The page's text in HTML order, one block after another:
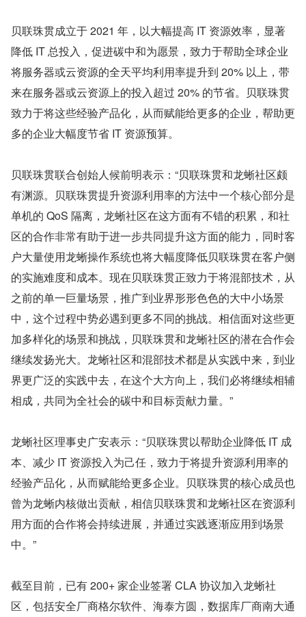
贝联珠贯成立于 2021 年，以大幅提高 IT 资源效率，显著
降低 IT 总投入，促进碳中和为愿景，致力于帮助全球企业
将服务器或云资源的全天平均利用率提升到 20% 以上，带
来在服务器或云资源上的投入超过 20% 的节省。贝联珠贯
致力于将这些经验产品化，从而赋能给更多的企业，帮助更
多的企业大幅度节省 IT 资源预算。
贝联珠贯联合创始人候前明表示：“贝联珠贯和龙蜥社区颇
有渊源。贝联珠贯提升资源利用率的方法中一个核心部分是
单机的 QoS 隔离，龙蜥社区在这方面有不错的积累，和社
区的合作非常有助于进一步共同提升这方面的能力，同时客
户大量使用龙蜥操作系统也将大幅度降低贝联珠贯在客户侧
的实施难度和成本。现在贝联珠贯正致力于将混部技术，从
之前的单一巨量场景，推广到业界形形色色的大中小场景
中，这个过程中势必遇到更多不同的挑战。相信面对这些更
加多样化的场景和挑战，贝联珠贯和龙蜥社区的潜在合作会
继续发扬光大。龙蜥社区和混部技术都是从实践中来，到业
界更广泛的实践中去，在这个大方向上，我们必将继续相辅
相成，共同为全社会的碳中和目标贡献力量。”
龙蜥社区理事史广安表示：“贝联珠贯以帮助企业降低 IT 成
本、减少 IT 资源投入为己任，致力于将提升资源利用率的
经验产品化，从而赋能给更多企业。贝联珠贯的核心成员也
曾为龙蜥内核做出贡献，相信贝联珠贯和龙蜥社区在资源利
用方面的合作将会持续进展，并通过实践逐渐应用到场景
中。”
截至目前，已有 200+ 家企业签署 CLA 协议加入龙蜥社
区，包括安全厂商格尔软件、海泰方圆，数据库厂商南大通